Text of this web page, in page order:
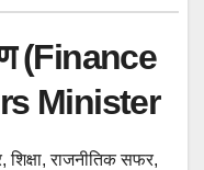
(Finance
Minister
शिक्षा, राजनीतिक सफर,